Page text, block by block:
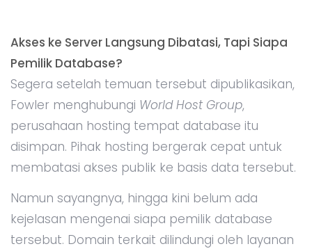
Akses ke Server Langsung Dibatasi, Tapi Siapa
Pemilik Database?
Segera setelah temuan tersebut dipublikasikan,
Fowler menghubungi World Host Group,
perusahaan hosting tempat database itu
disimpan. Pihak hosting bergerak cepat untuk
membatasi akses publik ke basis data tersebut.
Namun sayangnya, hingga kini belum ada
kejelasan mengenai siapa pemilik database
tersebut. Domain terkait dilindungi oleh layanan